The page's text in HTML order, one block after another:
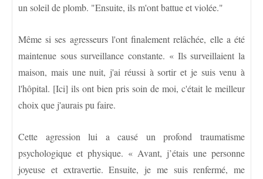
un soleil de plomb. "Ensuite, ils m'ont battue et violée."
Même si ses agresseurs l'ont finalement relâchée, elle a été
maintenue sous surveillance constante. « Ils surveillaient la
maison, mais une nuit, j'ai réussi à sortir et je suis venu à
l'hôpital. [Ici] ils ont bien pris soin de moi, c'était le meilleur
choix que j'aurais pu faire.
Cette agression lui a causé un profond traumatisme
psychologique et physique. « Avant, j’étais une personne
joyeuse et extravertie. Ensuite, je me suis renfermé, me